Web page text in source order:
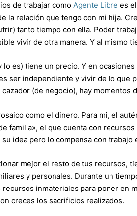
de trabajar como Agente Libre es
la relación que tengo con mi hija.
tanto tiempo con ella. Poder
vivir de otra manera. Y al mismo
lo es) tiene un precio. Y en
ser independiente y vivir de lo que
(de negocio), hay momentos
como el dinero. Para mi, el
familia», el que cuenta con
idea pero lo compensa con trabajo
mejor el resto de tus recursos,
y personales. Durante un
inmateriales para poner en
creces los sacrificios realizados.